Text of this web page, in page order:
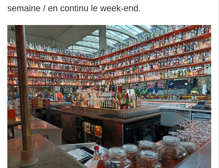
semaine / en continu le week-end.